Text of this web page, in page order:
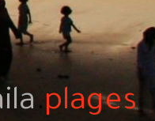
.plages